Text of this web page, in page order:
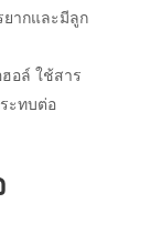
ยากและมีลูก
อล์ ใช้สาร
ะทบต่อ